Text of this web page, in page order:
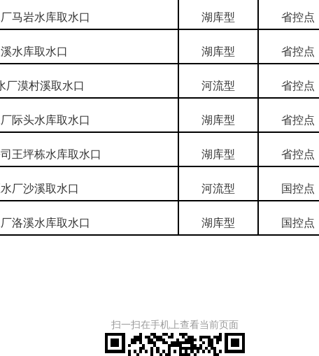
马岩水库取水口 湖库型 省控点
水库取水口 湖库型 省控点
厂漠村溪取水口 河流型 省控点
际头水库取水口 湖库型 省控点
王坪栋水库取水口 湖库型 省控点
厂沙溪取水口 河流型 国控点
洛溪水库取水口 湖库型 国控点
扫一扫在手机上查看当前页面